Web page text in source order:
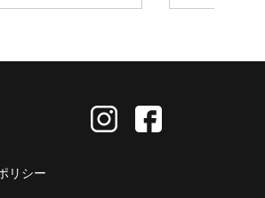
リシー